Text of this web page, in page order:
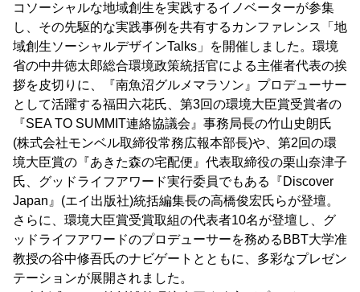
コソーシャルな地域創生を実践するイノベーターが参集
し、その先駆的な実践事例を共有するカンファレンス「地
域創生ソーシャルデザインTalks」を開催しました。環境
省の中井徳太郎総合環境政策統括官による主催者代表の挨
拶を皮切りに、『南魚沼グルメマラソン』プロデューサー
として活躍する福田六花氏、第3回の環境大臣賞受賞者の
『SEA TO SUMMIT連絡協議会』事務局長の竹山史朗氏
(株式会社モンベル取締役常務広報本部長)や、第2回の環
境大臣賞の『あきた森の宅配便』代表取締役の栗山奈津子
氏、グッドライフアワード実行委員でもある『Discover
Japan』(エイ出版社)統括編集長の高橋俊宏氏らが登壇。
さらに、環境大臣賞受賞取組の代表者10名が登壇し、グ
ッドライフアワードのプロデューサーを務めるBBT大学准
教授の谷中修吾氏のナビゲートとともに、多彩なプレゼン
テーションが展開されました。